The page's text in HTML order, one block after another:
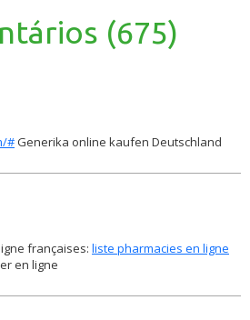
(675)
# Generika online kaufen Deutschland
françaises: liste pharmacies en ligne
en ligne